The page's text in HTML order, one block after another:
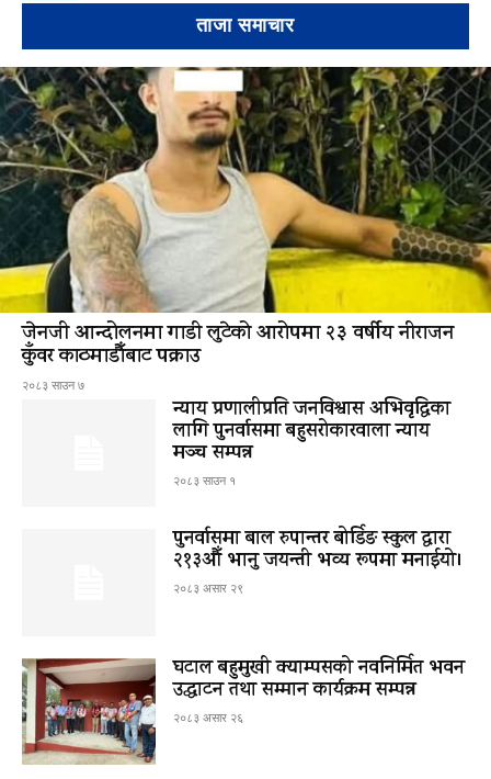
ताजा समाचार
जेनजी आन्दोलनमा गाडी लुटेको आरोपमा २३ वर्षीय नीराजन
कुँवर काठमाडौँबाट पक्राउ
२०८३ साउन ७
न्याय प्रणालीप्रति जनविश्वास अभिवृद्धिका
लागि पुनर्वासमा बहुसरोकारवाला न्याय
मञ्च सम्पन्न
२०८३ साउन १
पुनर्वासमा बाल रुपान्तर बोर्डिङ स्कुल द्धारा
२१३औँ भानु जयन्ती भव्य रूपमा मनाईयो।
२०८३ असार २९
घटाल बहुमुखी क्याम्पसको नवनिर्मित भवन
उद्घाटन तथा सम्मान कार्यक्रम सम्पन्न
२०८३ असार २६